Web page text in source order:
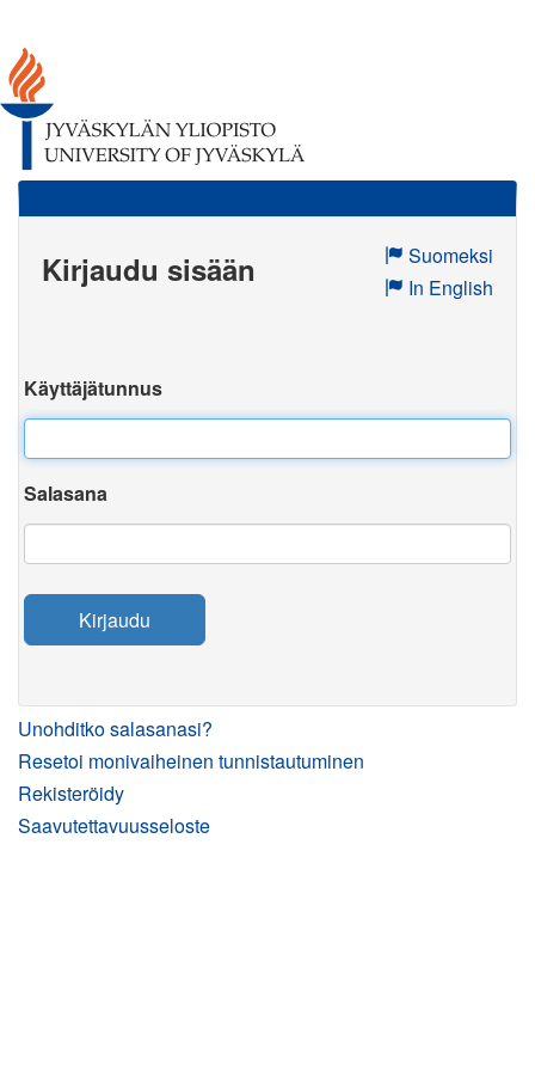
Suomeksi
In English
Kirjaudu sisään
Käyttäjätunnus
Salasana
Kirjaudu
Unohditko salasanasi?
Resetoi monivaiheinen tunnistautuminen
Rekisteröidy
Saavutettavuusseloste